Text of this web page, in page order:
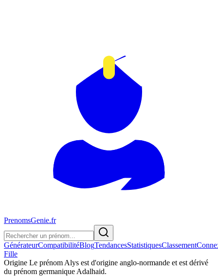
PrenomsGenie.fr
GénérateurCompatibilitéBlogTendancesStatistiquesClassement
Fille
Origine Le prénom Alys est d'origine anglo-normande et est dérivé
du prénom germanique Adalhaid.